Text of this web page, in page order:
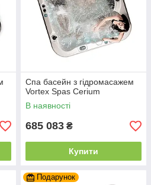
Спа басейн з гідромасажем
Vortex Spas Cerium
В наявності
685 083 ₴
Купити
Подарунок